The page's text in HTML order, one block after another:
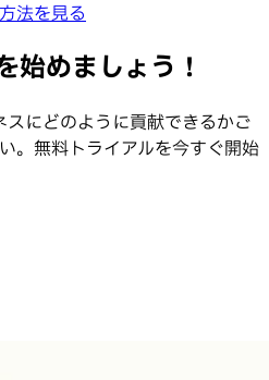
法を見る
めましょう！
にどのように貢献できるかご
。無料トライアルを今すぐ開始